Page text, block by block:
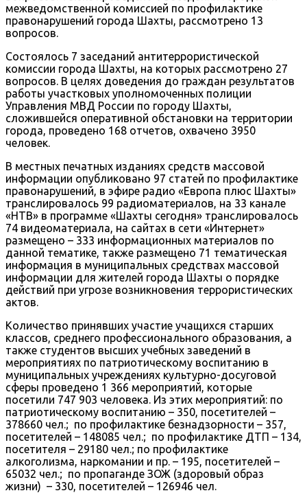
межведомственной комиссией по профилактике
правонарушений города Шахты, рассмотрено 13
вопросов.
Состоялось 7 заседаний антитеррористической
комиссии города Шахты, на которых рассмотрено 27
вопросов. В целях доведения до граждан результатов
работы участковых уполномоченных полиции
Управления МВД России по городу Шахты,
сложившейся оперативной обстановки на территории
города, проведено 168 отчетов, охвачено 3950
человек.
В местных печатных изданиях средств массовой
информации опубликовано 97 статей по профилактике
правонарушений, в эфире радио «Европа плюс Шахты»
транслировалось 99 радиоматериалов, на 33 канале
«НТВ» в программе «Шахты сегодня» транслировалось
74 видеоматериала, на сайтах в сети «Интернет»
размещено – 333 информационных материалов по
данной тематике, также размещено 71 тематическая
информация в муниципальных средствах массовой
информации для жителей города Шахты о порядке
действий при угрозе возникновения террористических
актов.
Количество принявших участие учащихся старших
классов, среднего профессионального образования, а
также студентов высших учебных заведений в
мероприятиях по патриотическому воспитанию в
муниципальных учреждениях культурно-досуговой
сферы проведено 1 366 мероприятий, которые
посетили 747 903 человека. Из этих мероприятий: по
патриотическому воспитанию – 350, посетителей –
378660 чел.; по профилактике безнадзорности – 357,
посетителей – 148085 чел.; по профилактике ДТП – 134,
посетителя – 29180 чел.; по профилактике
алкоголизма, наркомании и пр. – 195, посетителей –
65032 чел.; по пропаганде ЗОЖ (здоровый образ
жизни) – 330, посетителей – 126946 чел.